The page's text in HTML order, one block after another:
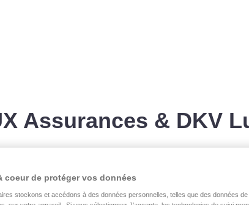
Assurances & DKV
easyPENSION PRO
coeur de protéger vos données
stockons et accédons à des données personnelles, telles que des données de